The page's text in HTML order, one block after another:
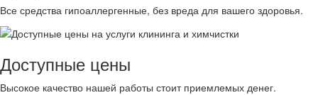
Все средства гипоаллергенные, без вреда для вашего здоровья.
Доступные цены
Высокое качество нашей работы стоит приемлемых денег.